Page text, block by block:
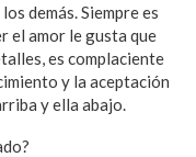
demás. Siempre es
el amor le gusta que
es complaciente
y la aceptación
y ella abajo.